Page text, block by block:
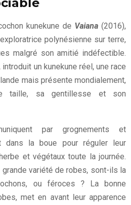
kunekune de Vaiana (2016),
polynésienne sur terre,
malgré son amitié indéfectible.
un kunekune réel, une race
mais présente mondialement,
taille, sa gentillesse et son
par grognements et
dans la boue pour réguler leur
et végétaux toute la journée.
variété de robes, sont-ils la
ou féroces ? La bonne
met en avant leur apparence